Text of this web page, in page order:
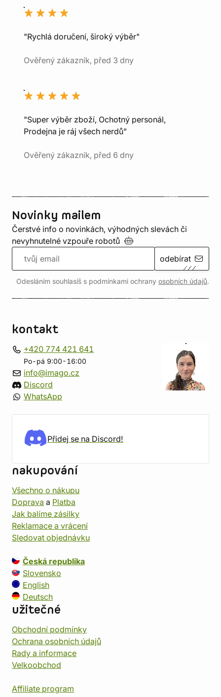
"Rychlá doručení, široký výběr"
Ověřený zákazník, před 3 dny
"Super výběr zboží, Ochotný personál,
Prodejna je ráj všech nerdů"
Ověřený zákazník, před 6 dny
Novinky mailem
Čerstvé info o novinkách, výhodných slevách či
nevyhnutelné vzpouře robotů
odebírat
Odesláním souhlasíš s podmínkami ochrany osobních údajů.
kontakt
+420 774 421 641
Po-pá 9:00-16:00
info@imago.cz
Discord
WhatsApp
Přidej se na Discord!
nakupování
Všechno o nákupu
Doprava a Platba
Jak balíme zásilky
Reklamace a vrácení
Sledovat objednávku
Česká republika
Slovensko
English
Deutsch
užitečné
Obchodní podmínky
Ochrana osobních údajů
Rady a informace
Velkoobchod
Affiliate program